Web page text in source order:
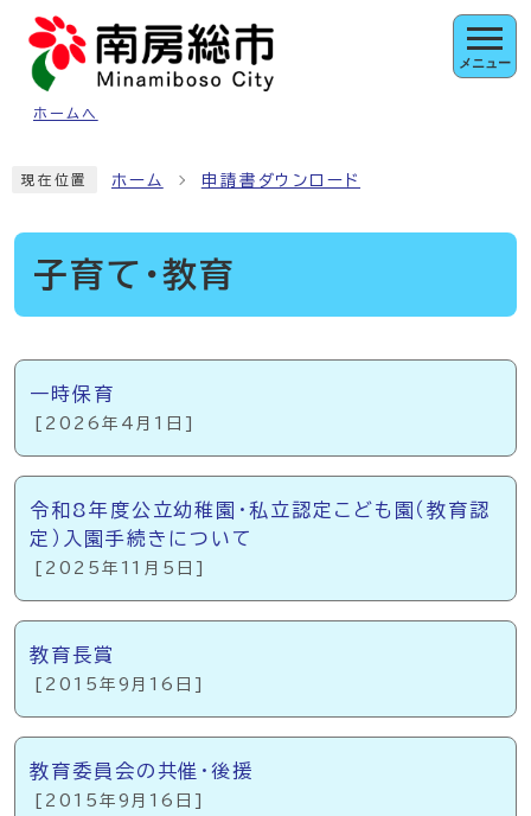
ページの先頭です
ホームへ
メニュー
現在位置 ホーム 申請書ダウンロード
子育て・教育
メインメニュー
一時保育
[2026年4月1日]
令和8年度公立幼稚園・私立認定こども園（教育認
定）入園手続きについて
[2025年11月5日]
教育長賞
[2015年9月16日]
教育委員会の共催・後援
[2015年9月16日]